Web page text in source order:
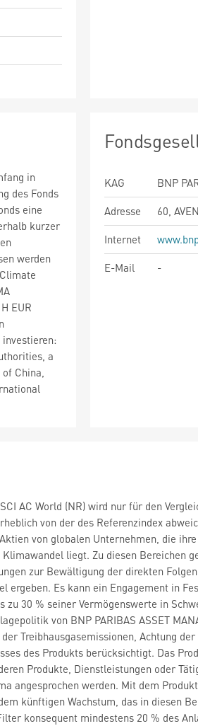
in
des Fonds
eine
kurzer
werden
EUR
a
China,
KAG
BNP
Adresse
60,
Internet
E-Mail
-
AC World (NR) wird nur für den
von der des Referenzindex
von globalen Unternehmen, die
liegt. Zu diesen Bereichen
zur Bewältigung der direkten
Es kann ein Engagement in
30 % seiner Vermögenswerte in
von BNP PARIBAS ASSET
Treibhausgasemissionen, Achtung
des Produkts berücksichtigt. Das
Produkte, Dienstleistungen oder
angesprochen werden. Mit dem
künftigen Wachstum, das in diesen
konsequent mindestens 20 % des